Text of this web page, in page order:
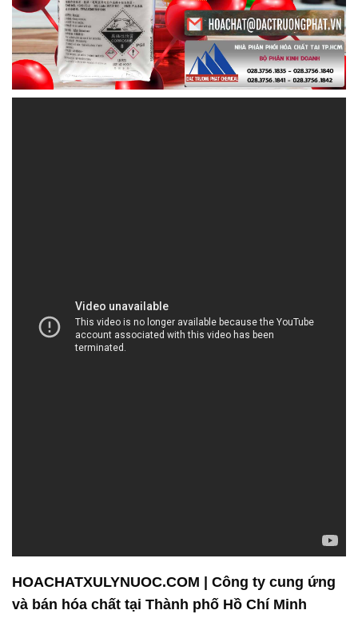
HOACHATXULYNUOC.COM | Công ty cung ứng
và bán hóa chất tại Thành phố Hồ Chí Minh